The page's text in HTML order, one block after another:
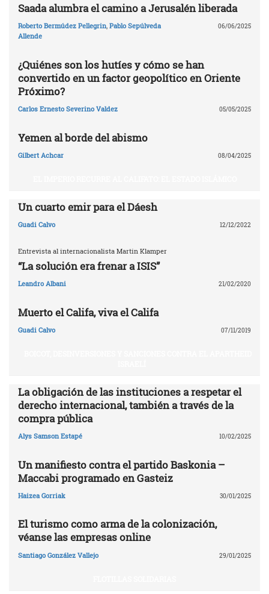
Saada alumbra el camino a Jerusalén liberada
Roberto Bermúdez Pellegrin, Pablo Sepúlveda
Allende
06/06/2025
¿Quiénes son los hutíes y cómo se han
convertido en un factor geopolítico en Oriente
Próximo?
Carlos Ernesto Severino Valdez 05/05/2025
Yemen al borde del abismo
Gilbert Achcar 08/04/2025
Un cuarto emir para el Dáesh
Guadi Calvo 12/12/2022
Entrevista al internacionalista Martin Klamper
“La solución era frenar a ISIS”
Leandro Albani 21/02/2020
Muerto el Califa, viva el Califa
Guadi Calvo 07/11/2019
La obligación de las instituciones a respetar el
derecho internacional, también a través de la
compra pública
Alys Samson Estapé 10/02/2025
Un manifiesto contra el partido Baskonia –
Maccabi programado en Gasteiz
Haizea Gorriak 30/01/2025
El turismo como arma de la colonización,
véanse las empresas online
Santiago González Vallejo 29/01/2025